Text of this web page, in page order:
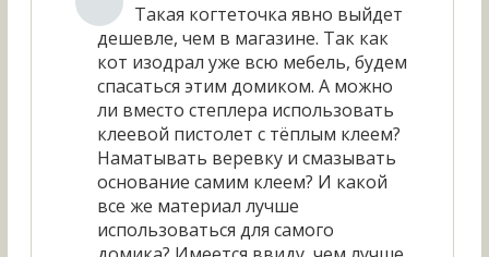
Такая когтеточка явно выйдет
дешевле, чем в магазине. Так как
кот изодрал уже всю мебель, будем
спасаться этим домиком. А можно
ли вместо степлера использовать
клеевой пистолет с тёплым клеем?
Наматывать веревку и смазывать
основание самим клеем? И какой
все же материал лучше
использоваться для самого